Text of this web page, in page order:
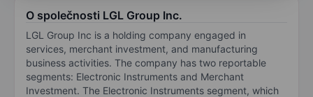
O společnosti LGL Group Inc.
LGL Group Inc is a holding company engaged in
services, merchant investment, and manufacturing
business activities. The company has two reportable
segments: Electronic Instruments and Merchant
Investment. The Electronic Instruments segment, which